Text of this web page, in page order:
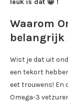
leuk is dat 😀 !
Waarom
belangrijk
Wist je dat uit
een tekort
eet trouwens! En
Omega-3